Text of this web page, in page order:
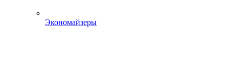
Экономайзеры